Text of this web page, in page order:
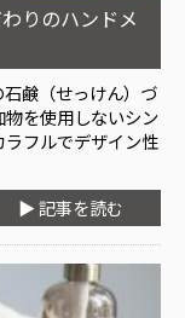
りのハンドメ
鹸（せっけん）づ
を使用しないシン
フルでデザイン性
▶ 記事を読む